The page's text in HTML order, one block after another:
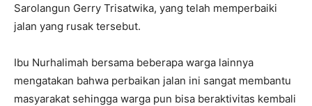
Sarolangun Gerry Trisatwika, yang telah memperbaiki
jalan yang rusak tersebut.
Ibu Nurhalimah bersama beberapa warga lainnya
mengatakan bahwa perbaikan jalan ini sangat membantu
masyarakat sehingga warga pun bisa beraktivitas kembali